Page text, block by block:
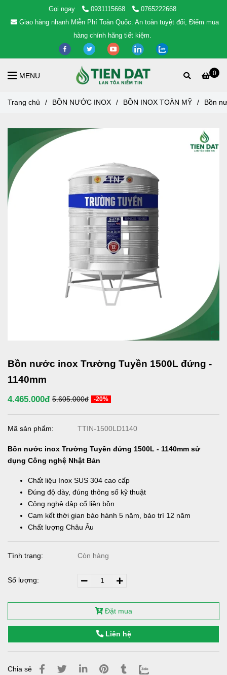
Gọi ngay 0931115668
0765222668
Giao hàng nhanh Miễn Phí Toàn Quốc. An toàn tuyệt đối, Điểm mua
hàng chính hãng tiết kiệm.
0
MENU
Trang chủ / BỒN NƯỚC INOX / BỒN INOX TOÀN MỸ / Bồn
Bồn nước inox Trường Tuyền 1500L đứng -
1140mm
4.465.000đ 5.605.000đ -20%
Mã sản phẩm: TTIN-1500LD1140
Bồn nước inox Trường Tuyền đứng 1500L - 1140mm sử
dụng Công nghệ Nhật Bản
Chất liệu Inox SUS 304 cao cấp
Đúng độ dày, đúng thông số kỹ thuật
Công nghệ dập cổ liền bồn
Cam kết thời gian bảo hành 5 năm, bảo trì 12 năm
Chất lượng Châu Âu
Tình trạng: Còn hàng
Số lượng:
Đặt mua
Liên hệ
Chia sẻ